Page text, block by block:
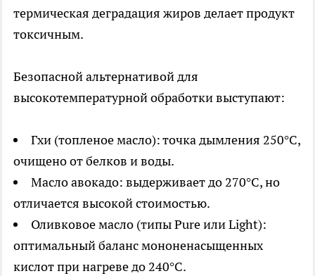
термическая деградация жиров делает продукт
токсичным.
Безопасной альтернативой для
высокотемпературной обработки выступают:
Гхи (топленое масло): точка дымления 250°C,
очищено от белков и воды.
Масло авокадо: выдерживает до 270°C, но
отличается высокой стоимостью.
Оливковое масло (типы Pure или Light):
оптимальный баланс мононенасыщенных
кислот при нагреве до 240°C.